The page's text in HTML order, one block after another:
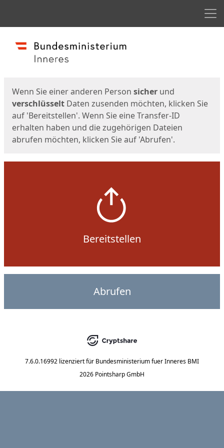
Start
Wenn Sie einer anderen Person sicher und
verschlüsselt Daten zusenden möchten, klicken Sie
auf 'Bereitstellen'. Wenn Sie eine Transfer-ID
erhalten haben und die zugehörigen Dateien
abrufen möchten, klicken Sie auf 'Abrufen'.
Bereitstellen
Abrufen
7.6.0.16992 lizenziert für Bundesministerium fuer Inneres BMI
2026 Pointsharp GmbH